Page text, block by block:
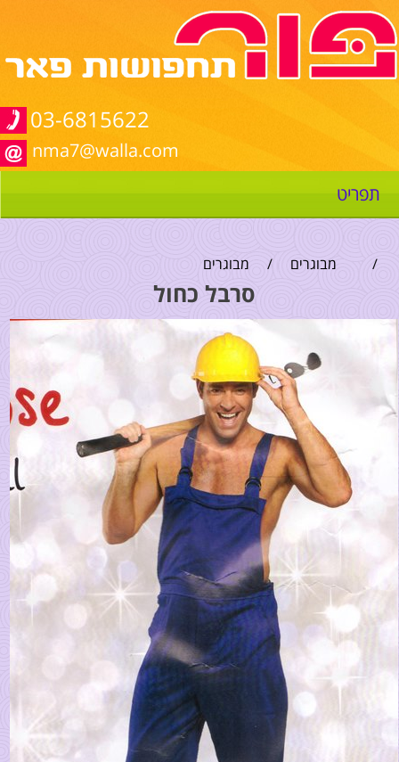
03-6815622
nma7@walla.com
תפריט
/ מבוגרים / מבוגרים
סרבל כחול